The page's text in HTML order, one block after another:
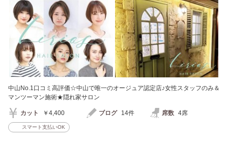
中山No.1口コミ高評価☆中山で唯一のオージュア認定店♪女性スタッフのみ＆
マンツーマン施術★隠れ家サロン
カット ￥4,400 ブログ 14件 席数 4席
スマート支払いOK